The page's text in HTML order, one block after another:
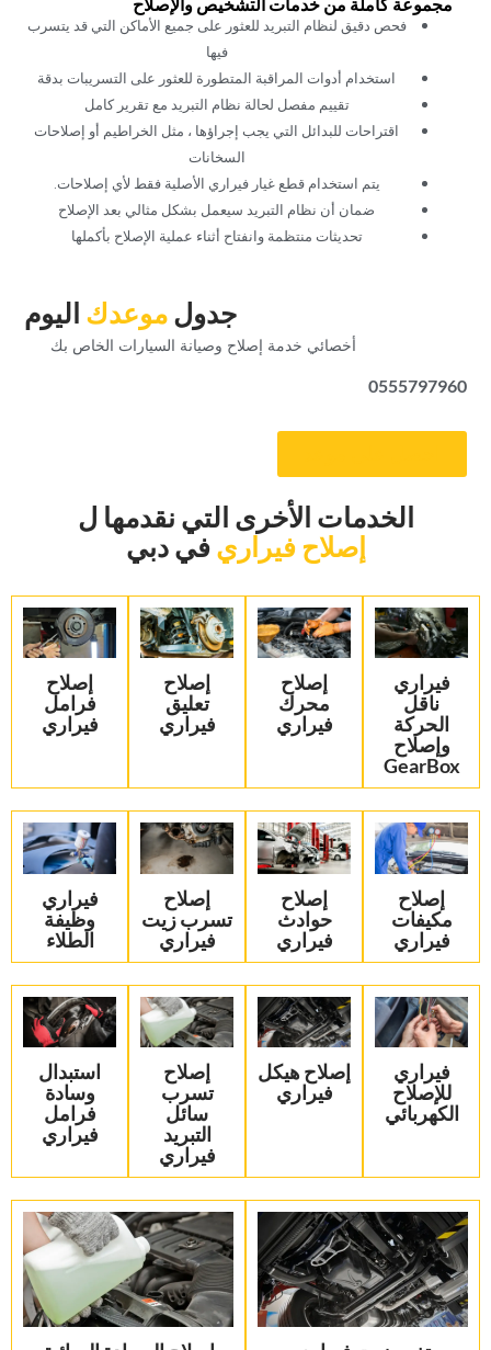
‏مجموعة كاملة من خدمات التشخيص والإصلاح‏
‏فحص دقيق لنظام التبريد للعثور على جميع الأماكن التي قد يتسرب
فيها‏
‏استخدام أدوات المراقبة المتطورة للعثور على التسريبات بدقة‏
‏تقييم مفصل لحالة نظام التبريد مع تقرير كامل‏
‏اقتراحات للبدائل التي يجب إجراؤها ، مثل الخراطيم أو إصلاحات
السخانات‏
‏يتم استخدام قطع غيار فيراري الأصلية فقط لأي إصلاحات.‏
‏ضمان أن نظام التبريد سيعمل بشكل مثالي بعد الإصلاح‏
‏تحديثات منتظمة وانفتاح أثناء عملية الإصلاح بأكملها‏
‏جدول‏‏موعدك‏ ‏اليوم‏
‏أخصائي خدمة إصلاح وصيانة السيارات الخاص بك‏
0555797960
‏الخدمات الأخرى التي نقدمها ل‏
إصلاح فيراري ‏في دبي‏
‏فيراري
ناقل
الحركة
وإصلاح
GearBox‏
إصلاح
محرك
فيراري
‏إصلاح
تعليق
فيراري‏
‏إصلاح
فرامل
فيراري‏
‏إصلاح
مكيفات
فيراري‏
‏إصلاح
حوادث
فيراري‏
‏إصلاح
تسرب زيت
فيراري‏
‏فيراري
وظيفة
الطلاء‏
‏فيراري
للإصلاح
الكهربائي‏
‏إصلاح هيكل
فيراري‏
‏إصلاح
تسرب
سائل
التبريد
فيراري‏
‏استبدال
وسادة
فرامل
فيراري‏